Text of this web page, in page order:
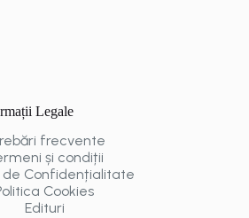
Legale
frecvente
și condiții
de Confidențialitate
Cookies
Edituri